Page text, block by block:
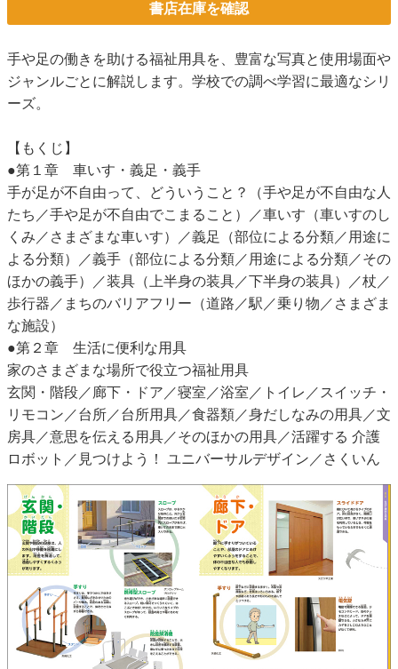
書店在庫を確認
手や足の働きを助ける福祉用具を、豊富な写真と使用場面や
ジャンルごとに解説します。学校での調べ学習に最適なシリ
ーズ。
【もくじ】
●第１章 車いす・義足・義手
手が足が不自由って、どういうこと？（手や足が不自由な人
たち／手や足が不自由でこまること）／車いす（車いすのし
くみ／さまざまな車いす）／義足（部位による分類／用途に
よる分類）／義手（部位による分類／用途による分類／その
ほかの義手）／装具（上半身の装具／下半身の装具）／杖／
歩行器／まちのバリアフリー（道路／駅／乗り物／さまざま
な施設）
●第２章 生活に便利な用具
家のさまざまな場所で役立つ福祉用具
玄関・階段／廊下・ドア／寝室／浴室／トイレ／スイッチ・
リモコン／台所／台所用具／食器類／身だしなみの用具／文
房具／意思を伝える用具／そのほかの用具／活躍する 介護
ロボット／見つけよう！ ユニバーサルデザイン／さくいん